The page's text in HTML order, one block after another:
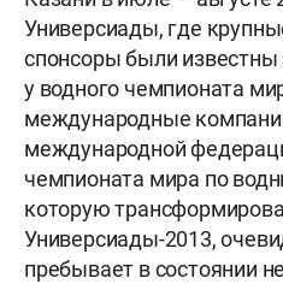
Универсиады, где
спонсоры были известны
у водного чемпионата
международные
международной
чемпионата мира по
которую
Универсиады-2013,
пребывает в состоянии